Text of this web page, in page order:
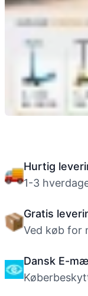
Hurtig
1-3
Gratis
Ved køb for
Dansk E-